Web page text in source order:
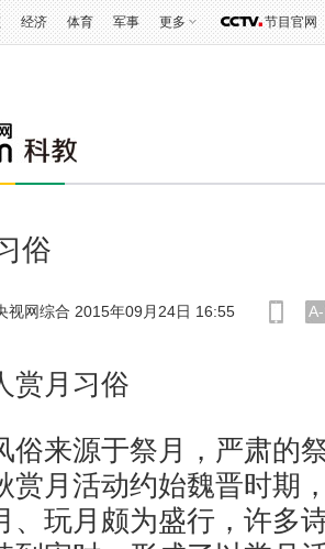
经济 体育 军事 更多 节目官网
俗
视网综合 2015年09月24日 16:55 A-
月习俗
来源于祭月，严肃的
赏月活动约始魏晋时期
、玩月颇为盛行，许多